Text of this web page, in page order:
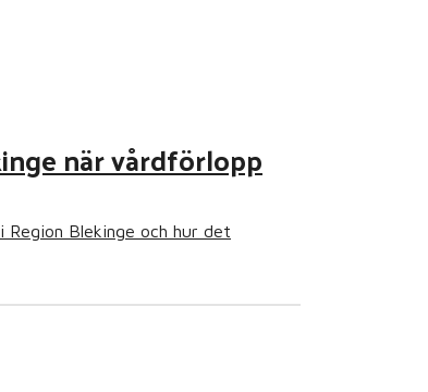
när vårdförlopp
Region Blekinge och hur det